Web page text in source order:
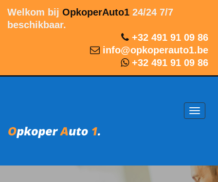
Welkom bij OpkoperAuto1 24/24 7/7
beschikbaar.
+32 491 91 09 86
info@opkoperauto1.be
+32 491 91 09 86